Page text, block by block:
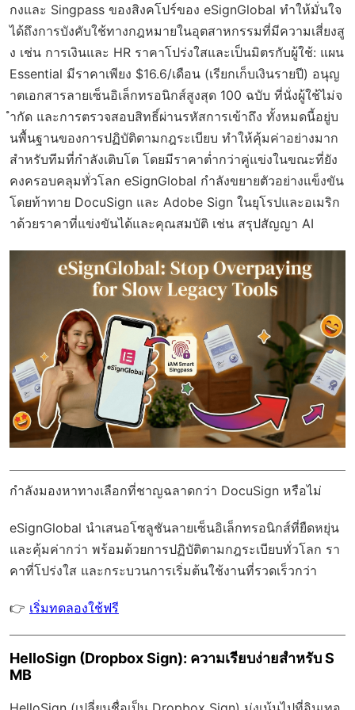
กงและ Singpass ของสิงคโปร์ของ eSignGlobal ทำให้มั่นใจ
ได้ถึงการบังคับใช้ทางกฎหมายในอุตสาหกรรมที่มีความเสี่ยงสู
ง เช่น การเงินและ HR ราคาโปร่งใสและเป็นมิตรกับผู้ใช้: แผน
Essential มีราคาเพียง $16.6/เดือน (เรียกเก็บเงินรายปี) อนุญ
าตเอกสารลายเซ็นอิเล็กทรอนิกส์สูงสุด 100 ฉบับ ที่นั่งผู้ใช้ไม่จ
ำกัด และการตรวจสอบสิทธิ์ผ่านรหัสการเข้าถึง ทั้งหมดนี้อยู่บ
นพื้นฐานของการปฏิบัติตามกฎระเบียบ ทำให้คุ้มค่าอย่างมาก
สำหรับทีมที่กำลังเติบโต โดยมีราคาต่ำกว่าคู่แข่งในขณะที่ยัง
คงครอบคลุมทั่วโลก eSignGlobal กำลังขยายตัวอย่างแข็งขัน
โดยท้าทาย DocuSign และ Adobe Sign ในยุโรปและอเมริก
าด้วยราคาที่แข่งขันได้และคุณสมบัติ เช่น สรุปสัญญา AI
กำลังมองหาทางเลือกที่ชาญฉลาดกว่า DocuSign หรือไม่
eSignGlobal นำเสนอโซลูชันลายเซ็นอิเล็กทรอนิกส์ที่ยืดหยุ่น
และคุ้มค่ากว่า พร้อมด้วยการปฏิบัติตามกฎระเบียบทั่วโลก รา
คาที่โปร่งใส และกระบวนการเริ่มต้นใช้งานที่รวดเร็วกว่า
👉 เริ่มทดลองใช้ฟรี
HelloSign (Dropbox Sign): ความเรียบง่ายสำหรับ S
MB